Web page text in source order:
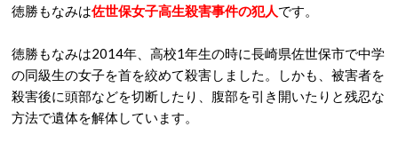
徳勝もなみは佐世保女子高生殺害事件の犯人です。
徳勝もなみは2014年、高校1年生の時に長崎県佐世保市で中学
の同級生の女子を首を絞めて殺害しました。しかも、被害者を
殺害後に頭部などを切断したり、腹部を引き開いたりと残忍な
方法で遺体を解体しています。